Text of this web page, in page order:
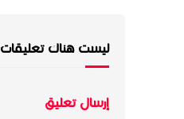
ليست هناك تعليقات
إرسال تعليق